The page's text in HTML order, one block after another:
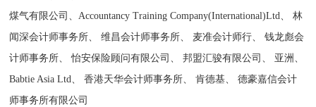
煤气有限公司、Accountancy Training Company(International)Ltd、 林
闻深会计师事务所、 维昌会计师事务所、 麦准会计师行、 钱龙彪会
计师事务所、 怡安保险顾问有限公司、 邦盟汇骏有限公司、 亚洲、
Babtie Asia Ltd、 香港天华会计师事务所、 肯德基、 德豪嘉信会计
师事务所有限公司